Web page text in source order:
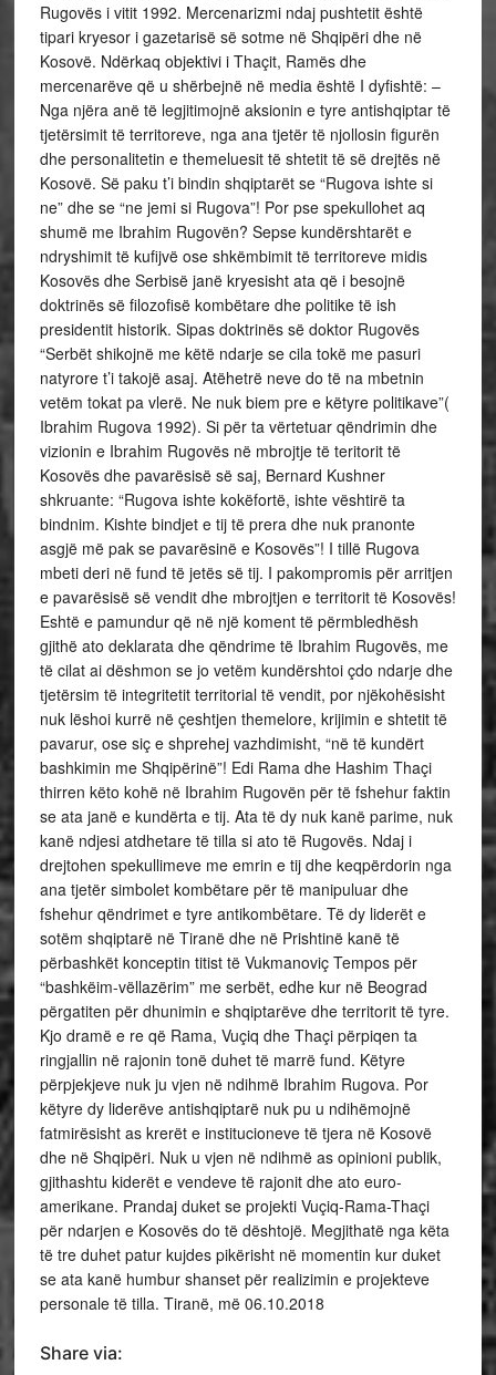
Rugovës i vitit 1992. Mercenarizmi ndaj pushtetit është
tipari kryesor i gazetarisë së sotme në Shqipëri dhe në
Kosovë. Ndërkaq objektivi i Thaçit, Ramës dhe
mercenarëve që u shërbejnë në media është I dyfishtë: –
Nga njëra anë të legjitimojnë aksionin e tyre antishqiptar të
tjetërsimit të territoreve, nga ana tjetër të njollosin figurën
dhe personalitetin e themeluesit të shtetit të së drejtës në
Kosovë. Së paku t’i bindin shqiptarët se “Rugova ishte si
ne” dhe se “ne jemi si Rugova”! Por pse spekullohet aq
shumë me Ibrahim Rugovën? Sepse kundërshtarët e
ndryshimit të kufijvë ose shkëmbimit të territoreve midis
Kosovës dhe Serbisë janë kryesisht ata që i besojnë
doktrinës së filozofisë kombëtare dhe politike të ish
presidentit historik. Sipas doktrinës së doktor Rugovës
“Serbët shikojnë me këtë ndarje se cila tokë me pasuri
natyrore t’i takojë asaj. Atëhetrë neve do të na mbetnin
vetëm tokat pa vlerë. Ne nuk biem pre e këtyre politikave”(
Ibrahim Rugova 1992). Si për ta vërtetuar qëndrimin dhe
vizionin e Ibrahim Rugovës në mbrojtje të teritorit të
Kosovës dhe pavarësisë së saj, Bernard Kushner
shkruante: “Rugova ishte kokëfortë, ishte vështirë ta
bindnim. Kishte bindjet e tij të prera dhe nuk pranonte
asgjë më pak se pavarësinë e Kosovës”! I tillë Rugova
mbeti deri në fund të jetës së tij. I pakompromis për arritjen
e pavarësisë së vendit dhe mbrojtjen e territorit të Kosovës!
Eshtë e pamundur që në një koment të përmbledhësh
gjithë ato deklarata dhe qëndrime të Ibrahim Rugovës, me
të cilat ai dëshmon se jo vetëm kundërshtoi çdo ndarje dhe
tjetërsim të integritetit territorial të vendit, por njëkohësisht
nuk lëshoi kurrë në çeshtjen themelore, krijimin e shtetit të
pavarur, ose siç e shprehej vazhdimisht, “në të kundërt
bashkimin me Shqipërinë”! Edi Rama dhe Hashim Thaçi
thirren këto kohë në Ibrahim Rugovën për të fshehur faktin
se ata janë e kundërta e tij. Ata të dy nuk kanë parime, nuk
kanë ndjesi atdhetare të tilla si ato të Rugovës. Ndaj i
drejtohen spekullimeve me emrin e tij dhe keqpërdorin nga
ana tjetër simbolet kombëtare për të manipuluar dhe
fshehur qëndrimet e tyre antikombëtare. Të dy liderët e
sotëm shqiptarë në Tiranë dhe në Prishtinë kanë të
përbashkët konceptin titist të Vukmanoviç Tempos për
“bashkëim-vëllazërim” me serbët, edhe kur në Beograd
përgatiten për dhunimin e shqiptarëve dhe territorit të tyre.
Kjo dramë e re që Rama, Vuçiq dhe Thaçi përpiqen ta
ringjallin në rajonin tonë duhet të marrë fund. Këtyre
përpjekjeve nuk ju vjen në ndihmë Ibrahim Rugova. Por
këtyre dy liderëve antishqiptarë nuk pu u ndihëmojnë
fatmirësisht as krerët e institucioneve të tjera në Kosovë
dhe në Shqipëri. Nuk u vjen në ndihmë as opinioni publik,
gjithashtu kiderët e vendeve të rajonit dhe ato euro-
amerikane. Prandaj duket se projekti Vuçiq-Rama-Thaçi
për ndarjen e Kosovës do të dështojë. Megjithatë nga këta
të tre duhet patur kujdes pikërisht në momentin kur duket
se ata kanë humbur shanset për realizimin e projekteve
personale të tilla. Tiranë, më 06.10.2018
Share via: